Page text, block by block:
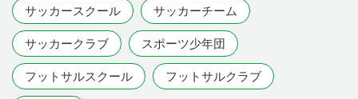
サッカースクール サッカーチーム
サッカークラブ スポーツ少年団
フットサルスクール フットサルクラブ